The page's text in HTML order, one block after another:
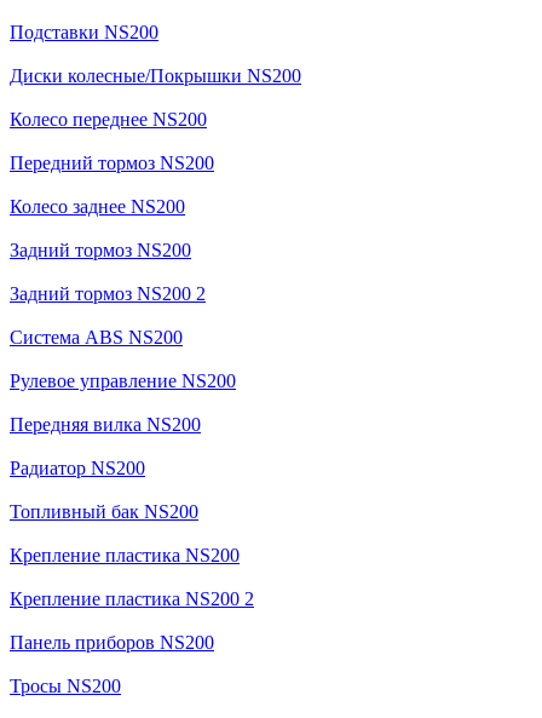
Подставки NS200
Диски колесные/Покрышки NS200
Колесо переднее NS200
Передний тормоз NS200
Колесо заднее NS200
Задний тормоз NS200
Задний тормоз NS200 2
Система ABS NS200
Рулевое управление NS200
Передняя вилка NS200
Радиатор NS200
Топливный бак NS200
Крепление пластика NS200
Крепление пластика NS200 2
Панель приборов NS200
Тросы NS200